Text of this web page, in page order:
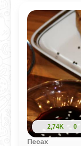
2,74K 0
Песах